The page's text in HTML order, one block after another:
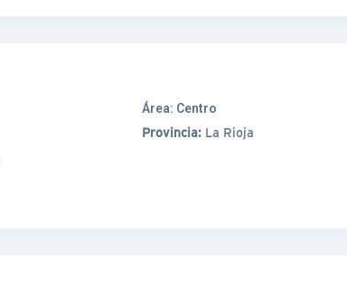
Área: Centro
Provincia: La Rioja